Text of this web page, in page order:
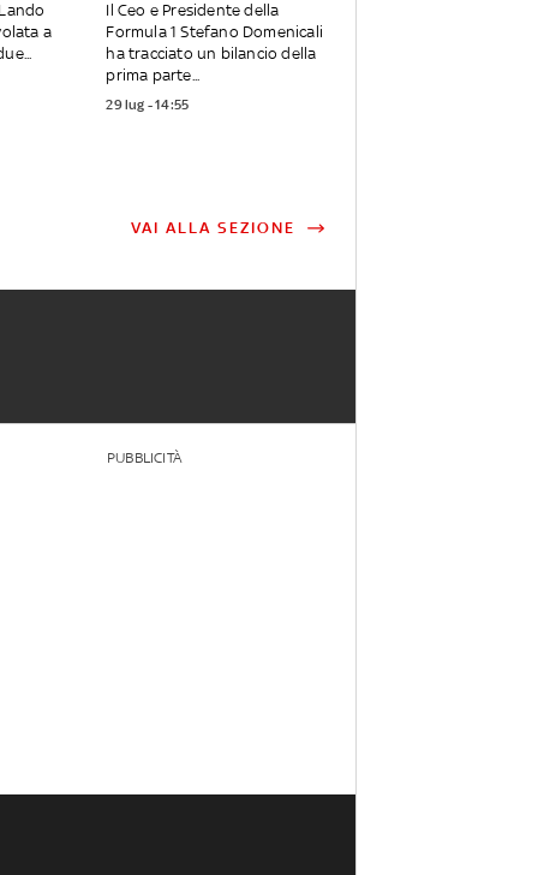
a
Il Ceo e Presidente della
Formula 1 Stefano Domenicali
ha tracciato un bilancio della
prima parte...
29 lug - 14:55
VAI ALLA SEZIONE
PUBBLICITÀ